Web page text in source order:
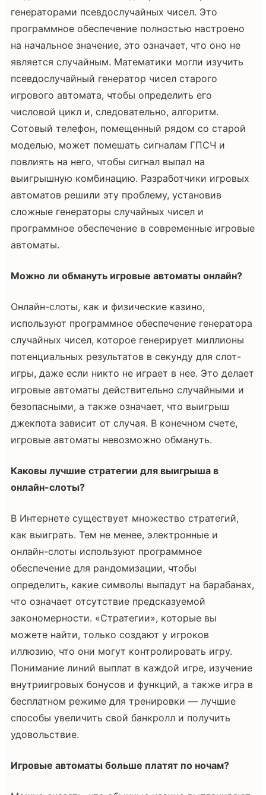
генераторами псевдослучайных чисел. Это
программное обеспечение полностью настроено
на начальное значение, это означает, что оно не
является случайным. Математики могли изучить
псевдослучайный генератор чисел старого
игрового автомата, чтобы определить его
числовой цикл и, следовательно, алгоритм.
Сотовый телефон, помещенный рядом со старой
моделью, может помешать сигналам ГПСЧ и
повлиять на него, чтобы сигнал выпал на
выигрышную комбинацию. Разработчики игровых
автоматов решили эту проблему, установив
сложные генераторы случайных чисел и
программное обеспечение в современные игровые
автоматы.
Можно ли обмануть игровые автоматы онлайн?
Онлайн-слоты, как и физические казино,
используют программное обеспечение генератора
случайных чисел, которое генерирует миллионы
потенциальных результатов в секунду для слот-
игры, даже если никто не играет в нее. Это делает
игровые автоматы действительно случайными и
безопасными, а также означает, что выигрыш
джекпота зависит от случая. В конечном счете,
игровые автоматы невозможно обмануть.
Каковы лучшие стратегии для выигрыша в
онлайн-слоты?
В Интернете существует множество стратегий,
как выиграть. Тем не менее, электронные и
онлайн-слоты используют программное
обеспечение для рандомизации, чтобы
определить, какие символы выпадут на барабанах,
что означает отсутствие предсказуемой
закономерности. «Стратегии», которые вы
можете найти, только создают у игроков
иллюзию, что они могут контролировать игру.
Понимание линий выплат в каждой игре, изучение
внутриигровых бонусов и функций, а также игра в
бесплатном режиме для тренировки — лучшие
способы увеличить свой банкролл и получить
удовольствие.
Игровые автоматы больше платят по ночам?